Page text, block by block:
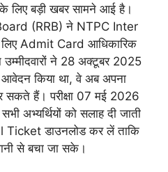
बड़ी खबर सामने आई है।
(RRB) ने NTPC Inter
लिए Admit Card आधिकारिक
ने 28 अक्टूबर 2025
किया था, वे अब अपना
हैं। परीक्षा 07 मई 2026
अभ्यर्थियों को सलाह दी जाती
Ticket डाउनलोड कर लें ताकि
से बचा जा सके।